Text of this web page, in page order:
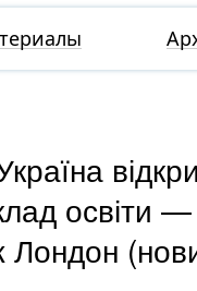
освіти
Лондон